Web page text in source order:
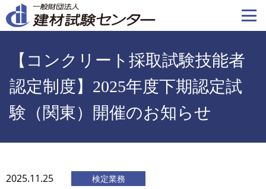
イ
移
【コンクリート採取試験技能者
認定制度】2025年度下期認定試
験（関東）開催のお知らせ
2025.11.25 検定業務